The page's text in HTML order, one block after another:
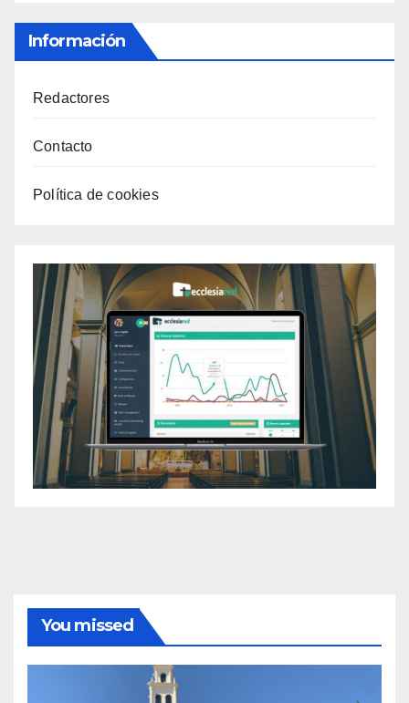
Información
Redactores
Contacto
Política de cookies
You missed